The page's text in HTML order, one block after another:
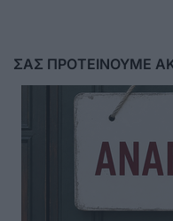
ΣΑΣ ΠΡΟΤΕΙΝΟΥΜΕ